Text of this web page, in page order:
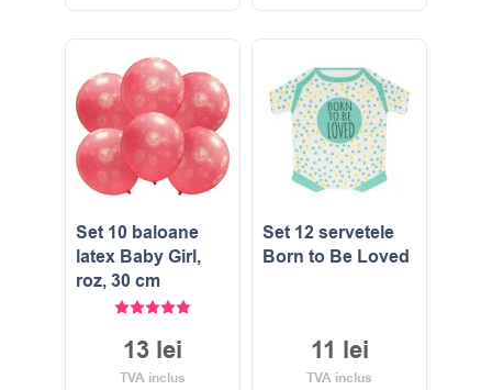
Set 10 baloane
latex Baby Girl,
roz, 30 cm
13 lei
TVA inclus
Set 12 servetele
Born to Be Loved
11 lei
TVA inclus